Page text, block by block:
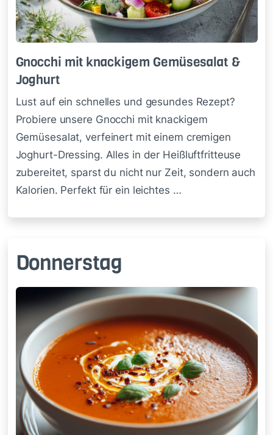
Gnoc­chi mit knacki­gem Ge­mü­se­sa­lat &
Jo­ghurt
Lust auf ein schnelles und gesundes Rezept?
Probiere unsere Gnocchi mit knackigem
Gemüsesalat, verfeinert mit einem cremigen
Joghurt-Dressing. Alles in der Heißluftfritteuse
zubereitet, sparst du nicht nur Zeit, sondern auch
Kalorien. Perfekt für ein leichtes …
Donnerstag